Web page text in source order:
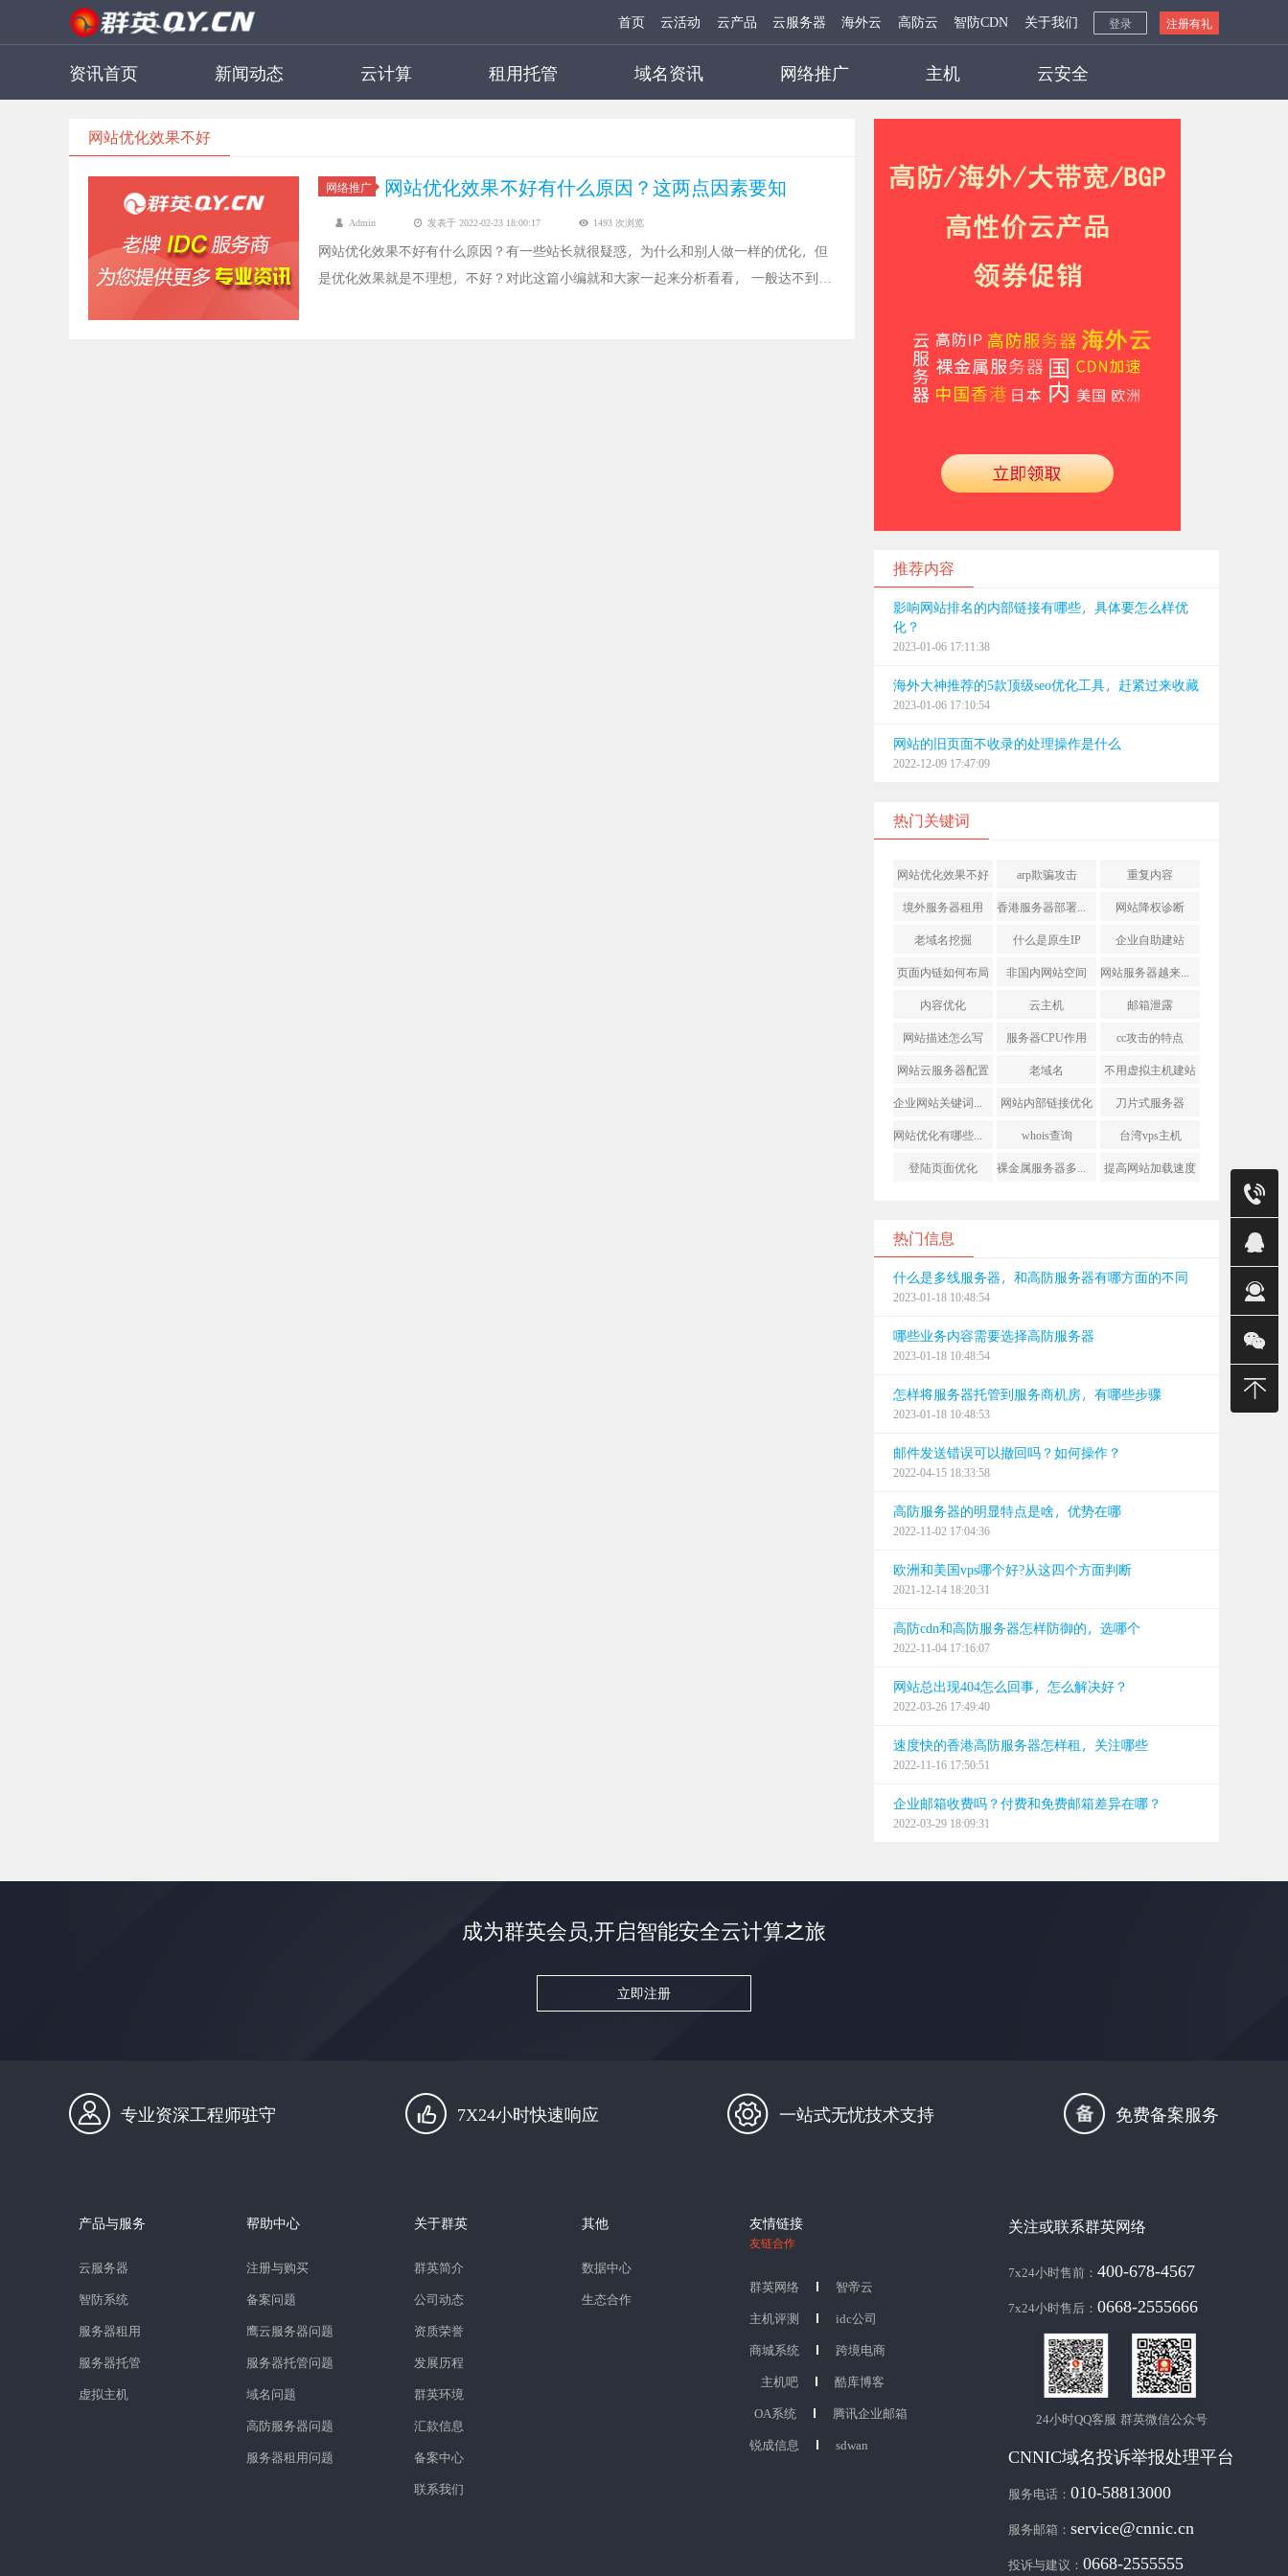
首页 云活动 云产品 云服务器 海外云 高防云 智防CDN 关于我们 登录 注册有礼
资讯首页 新闻动态 云计算 租用托管 域名资讯 网络推广 主机 云安全
网站优化效果不好
网络推广 网站优化效果不好有什么原因？这两点因素要知
Admin 发表于 2022-02-23 18:00:17 1493 次浏览
网站优化效果不好有什么原因？有一些站长就很疑惑，为什么和别人做一样的优化，但
是优化效果就是不理想，不好？对此这篇小编就和大家一起来分析看看， 一般达不到优
推荐内容
影响网站排名的内部链接有哪些，具体要怎么样优
化？
2023-01-06 17:11:38
海外大神推荐的5款顶级seo优化工具，赶紧过来收藏
2023-01-06 17:10:54
网站的旧页面不收录的处理操作是什么
2022-12-09 17:47:09
热门关键词
网站优化效果不好 arp欺骗攻击 重复内容
境外服务器租用 网站降权诊断
老域名挖掘 什么是原生IP 企业自助建站
页面内链如何布局 非国内网站空间
内容优化 云主机 邮箱泄露
网站描述怎么写 服务器CPU作用 cc攻击的特点
网站云服务器配置 老域名 不用虚拟主机建站
网站内部链接优化 刀片式服务器
whois查询 台湾vps主机
登陆页面优化 提高网站加载速度
热门信息
什么是多线服务器，和高防服务器有哪方面的不同
2023-01-18 10:48:54
哪些业务内容需要选择高防服务器
2023-01-18 10:48:54
怎样将服务器托管到服务商机房，有哪些步骤
2023-01-18 10:48:53
邮件发送错误可以撤回吗？如何操作？
2022-04-15 18:33:58
高防服务器的明显特点是啥，优势在哪
2022-11-02 17:04:36
欧洲和美国vps哪个好?从这四个方面判断
2021-12-14 18:20:31
高防cdn和高防服务器怎样防御的，选哪个
2022-11-04 17:16:07
网站总出现404怎么回事，怎么解决好？
2022-03-26 17:49:40
速度快的香港高防服务器怎样租，关注哪些
2022-11-16 17:50:51
企业邮箱收费吗？付费和免费邮箱差异在哪？
2022-03-29 18:09:31
成为群英会员,开启智能安全云计算之旅
立即注册
专业资深工程师驻守 7X24小时快速响应 一站式无忧技术支持 免费备案服务
产品与服务
云服务器
智防系统
服务器租用
服务器托管
虚拟主机
帮助中心
注册与购买
备案问题
鹰云服务器问题
服务器托管问题
域名问题
高防服务器问题
服务器租用问题
关于群英
群英简介
公司动态
资质荣誉
发展历程
群英环境
汇款信息
备案中心
联系我们
其他
数据中心
生态合作
友情链接
友链合作
群英网络
智帝云
主机评测
idc公司
商城系统
跨境电商
主机吧
酷库博客
OA系统
腾讯企业邮箱
锐成信息
sdwan
关注或联系群英网络
7x24小时售前： 400-678-4567
7x24小时售后： 0668-2555666
24小时QQ客服 群英微信公众号
CNNIC域名投诉举报处理平台
服务电话： 010-58813000
服务邮箱： service@cnnic.cn
投诉与建议： 0668-2555555
售前
销售（明
销售(智)
销售(铭)